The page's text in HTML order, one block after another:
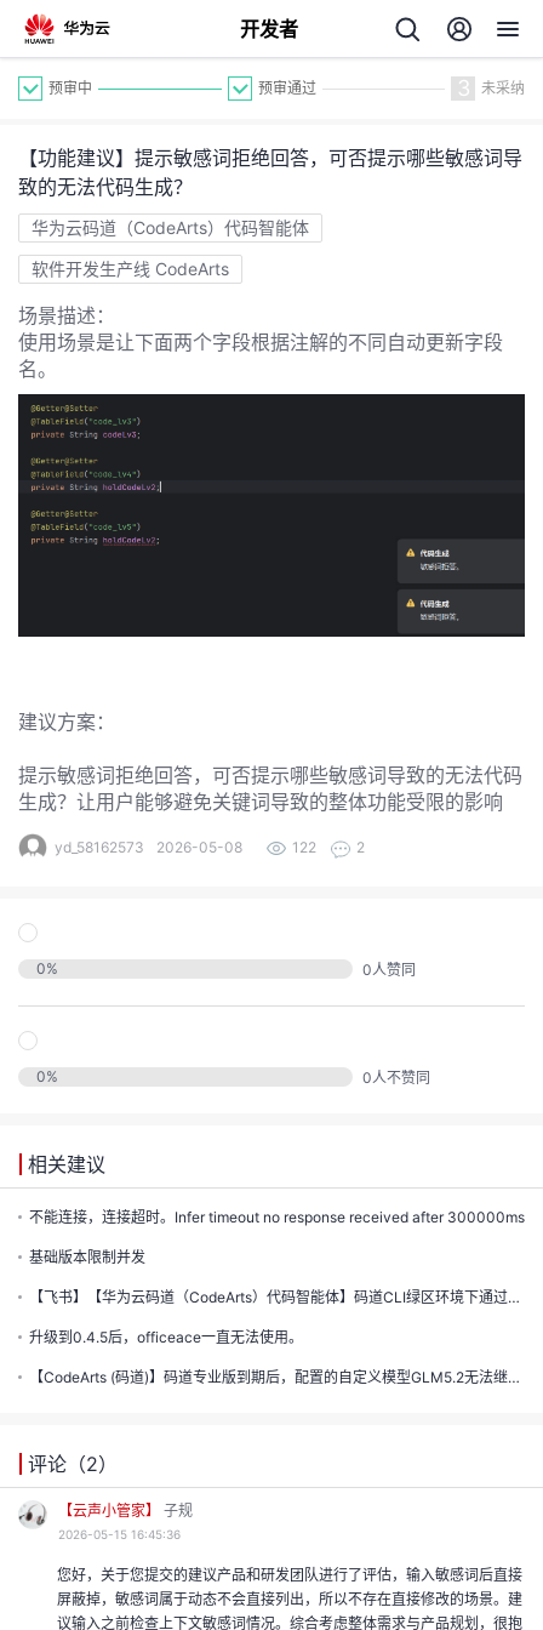
开发者
个
人
主
页
我
的
开
发
的
博
客
我
的
论
我
的
子
我
直
的
动
我
关
我
的
开
发
者
我
的
课
我
的
我
我
的
Programs
的
持
的
术
我
云
预审中 预审通过 3 未采纳
【功能建议】提示敏感词拒绝回答，可否提示哪些敏感词导
致的无法代码生成？
华为云码道（CodeArts）代码智能体
软件开发生产线 CodeArts
场景描述：
使用场景是让下面两个字段根据注解的不同自动更新字段
名。
建议方案：
提示敏感词拒绝回答，可否提示哪些敏感词导致的无法代码
生成？让用户能够避免关键词导致的整体功能受限的影响
yd_58162573 2026-05-08 122 2
0% 0人赞同
0% 0人不赞同
相关建议
不能连接，连接超时。Infer timeout no response received after 300000ms
基础版本限制并发
【飞书】【华为云码道（CodeArts）代码智能体】码道CLI绿区环境下通过AKSK配置模型列表失败
升级到0.4.5后，officeace一直无法使用。
【CodeArts (码道)】码道专业版到期后，配置的自定义模型GLM5.2无法继续使用。对话框报错：Unauthoriz...
评论（2）
【云声小管家】 子规
2026-05-15 16:45:36
您好，关于您提交的建议产品和研发团队进行了评估，输入敏感词后直接
屏蔽掉，敏感词属于动态不会直接列出，所以不存在直接修改的场景。建
议输入之前检查上下文敏感词情况。综合考虑整体需求与产品规划，很抱